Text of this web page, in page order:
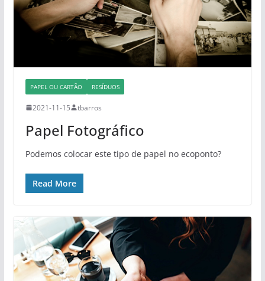
PAPEL OU CARTÃO RESÍDUOS
2021-11-15 tbarros
Papel Fotográfico
Podemos colocar este tipo de papel no ecoponto?
Read More